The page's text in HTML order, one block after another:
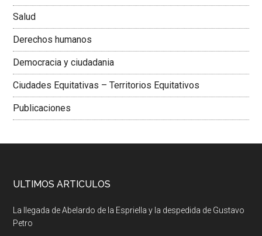
Salud
Derechos humanos
Democracia y ciudadania
Ciudades Equitativas – Territorios Equitativos
Publicaciones
ULTIMOS ARTICULOS
La llegada de Abelardo de la Espriella y la despedida de Gustavo
Petro